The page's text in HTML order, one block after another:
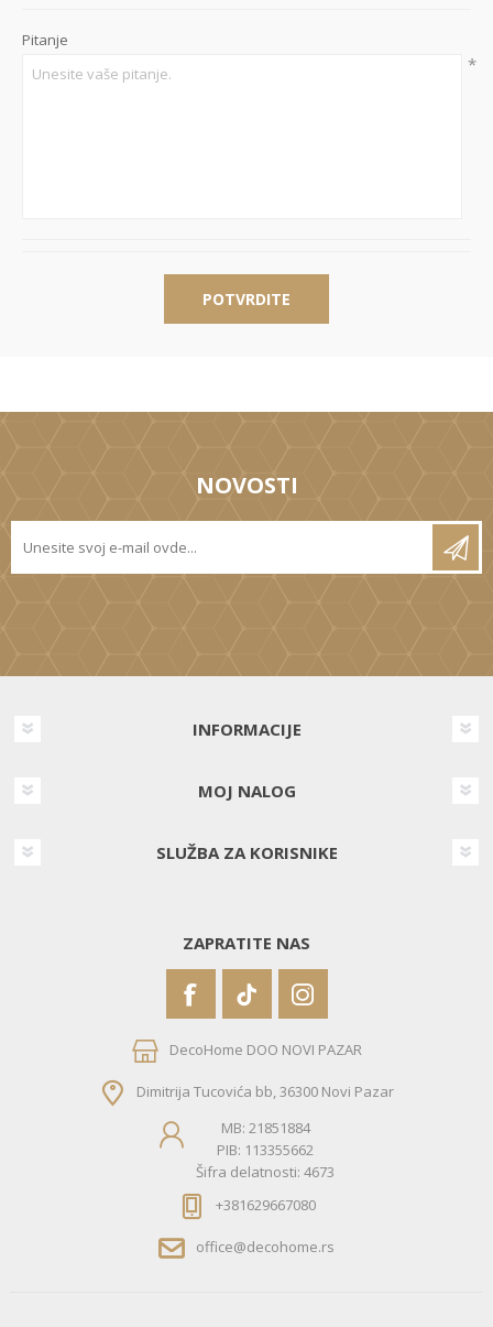
Pitanje
*
POTVRDITE
NOVOSTI
INFORMACIJE
MOJ NALOG
SLUŽBA ZA KORISNIKE
ZAPRATITE NAS
DecoHome DOO NOVI PAZAR
Dimitrija Tucovića bb, 36300 Novi Pazar
MB: 21851884
PIB: 113355662
Šifra delatnosti: 4673
+381629667080
office@decohome.rs